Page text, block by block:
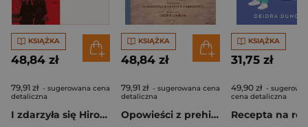
KSIĄŻKA
48,84 zł
79,91 zł - sugerowana cena
detaliczna
I zdarzyła się Hiroszima
KSIĄŻKA
48,84 zł
79,91 zł - sugerowana cena
detaliczna
Opowieści z prehistorii
KSIĄŻKA
31,75 zł
49,90 zł -
cena detaliczna
Recepta na